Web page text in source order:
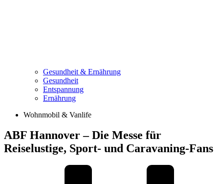
Gesundheit & Ernährung
Gesundheit
Entspannung
Ernährung
Wohnmobil & Vanlife
ABF Hannover – Die Messe für
Reiselustige, Sport- und Caravaning-Fans